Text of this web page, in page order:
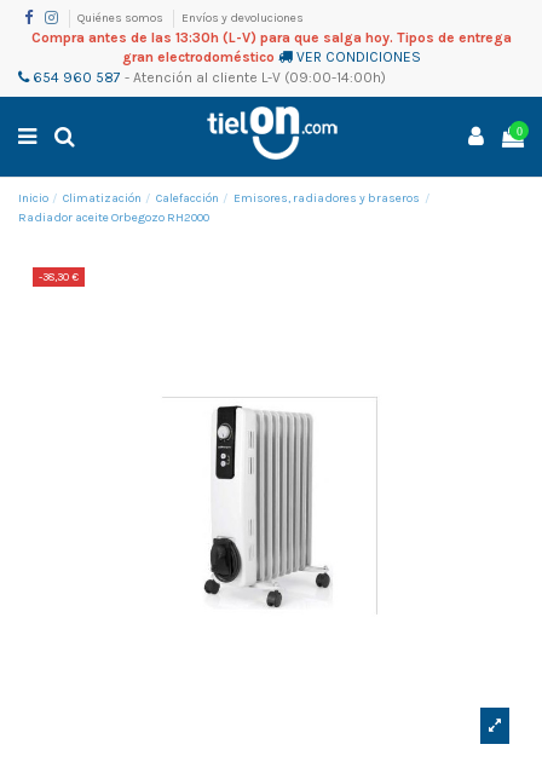
Quiénes somos Envíos y devoluciones
Compra antes de las 13:30h (L-V) para que salga hoy. Tipos de entrega
gran electrodoméstico
VER CONDICIONES
654 960 587 - Atención al cliente L-V (09:00-14:00h)
0
Inicio Climatización Calefacción
Emisores, radiadores y braseros
Radiador aceite Orbegozo RH2000
-38,30 €